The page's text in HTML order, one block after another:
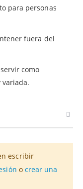
para personas
fuera del
como
escribir
o crear una